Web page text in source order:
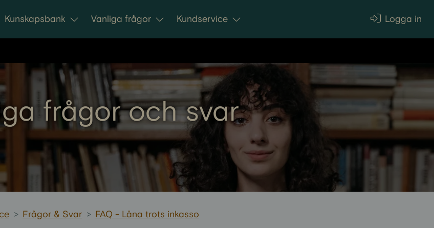
Kunskapsbank Vanliga frågor Kundservice Logga in
frågor och svar
> Frågor & Svar > FAQ - Låna trots inkasso